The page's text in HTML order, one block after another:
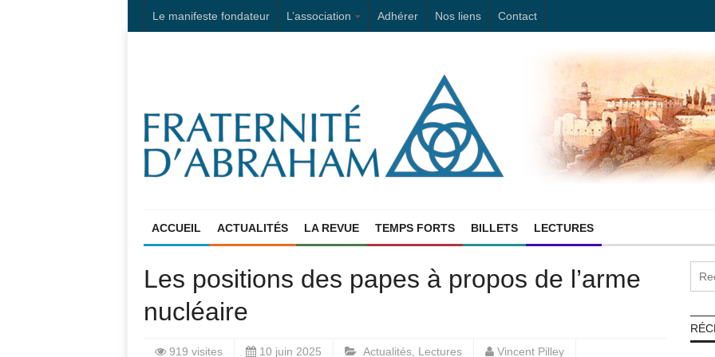
Le manifeste fondateur L’association Adhérer Nos liens Contact
ACCUEIL ACTUALITÉS LA REVUE TEMPS FORTS BILLETS LECTURES
Les positions des papes à propos de l’arme
nucléaire
919 visites 10 juin 2025 Actualités Lectures Vincent Pilley